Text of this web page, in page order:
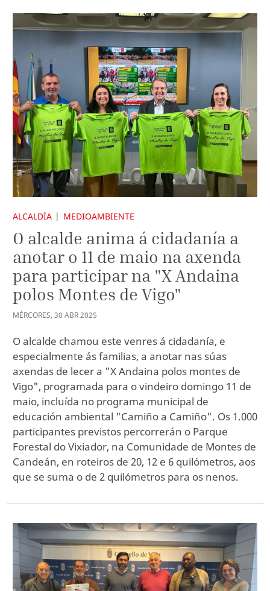
ALCALDÍA MEDIOAMBIENTE
O alcalde anima á cidadanía a
anotar o 11 de maio na axenda
para participar na "X Andaina
polos Montes de Vigo"
MÉRCORES, 30 ABR2025
O alcalde chamou este venres á cidadanía, e
especialmente ás familias, a anotar nas súas
axendas de lecer a "X Andaina polos montes de
Vigo", programada para o vindeiro domingo 11 de
maio, incluída no programa municipal de
educación ambiental "Camiño a Camiño". Os 1.000
participantes previstos percorrerán o Parque
Forestal do Vixiador, na Comunidade de Montes de
Candeán, en roteiros de 20, 12 e 6 quilómetros, aos
que se suma o de 2 quilómetros para os nenos.